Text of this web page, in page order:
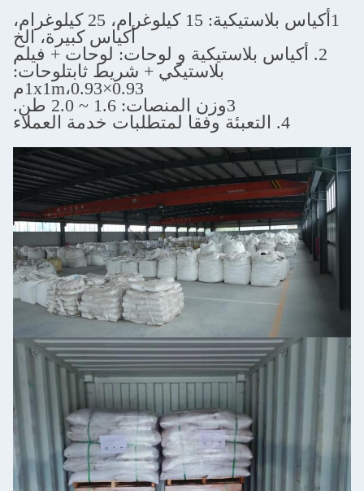
1أكياس بلاستيكية: 15 كيلوغرام، 25 كيلوغرام،
أكياس كبيرة، الخ
بلاستيكية و لوحات: لوحات + فيلم
بلاستيكي + شريط ثابتلوحات:
1x1m،0.93×0.93م